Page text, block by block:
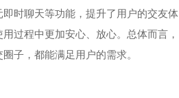
时聊天等功能，提升了用户的交友体
过程中更加安心、放心。总体而言，
子，都能满足用户的需求。